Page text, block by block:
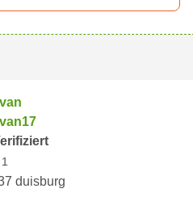
1
duisburg